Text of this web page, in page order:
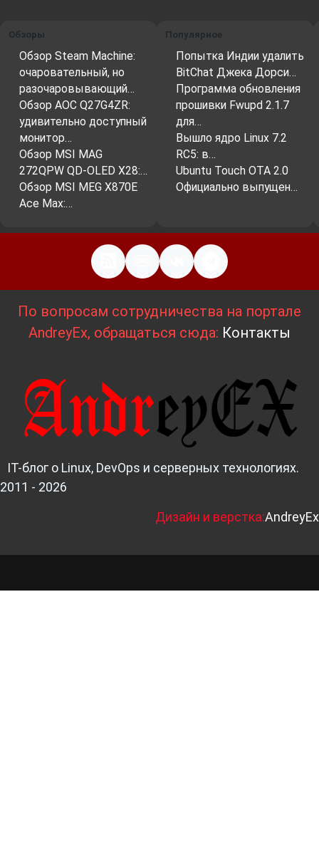
Обзоры
Обзор Steam Machine:
очаровательный, но
разочаровывающий…
Обзор AOC Q27G4ZR:
удивительно доступный
монитор…
Обзор MSI MAG
272QPW QD-OLED X28:…
Обзор MSI MEG X870E
Ace Max:…
Популярное
Попытка Индии удалить
BitChat Джека Дорси…
Программа обновления
прошивки Fwupd 2.1.7
для…
Вышло ядро ​​Linux 7.2
RC5: в…
Ubuntu Touch OTA 2.0
Официально выпущен…
По вопросам сотрудничества на портале
AndreyEx, обращаться сюда: Контакты
IT-блог о Linux, DevOps и серверных технологиях.
2011 - 2026
Дизайн и верстка:AndreyEx